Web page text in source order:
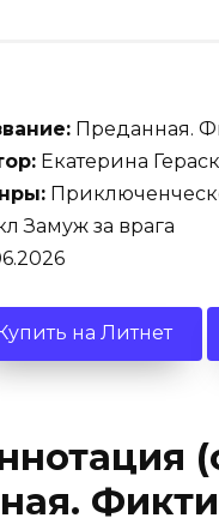
Преданная.
Екатерина
Замуж за врага
Купить на Литнет